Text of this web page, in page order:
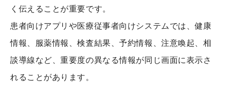
く伝えることが重要です。
患者向けアプリや医療従事者向けシステムでは、健康
情報、服薬情報、検査結果、予約情報、注意喚起、相
談導線など、重要度の異なる情報が同じ画面に表示さ
れることがあります。